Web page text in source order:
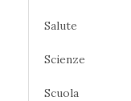
Salute
Scienze
Scuola